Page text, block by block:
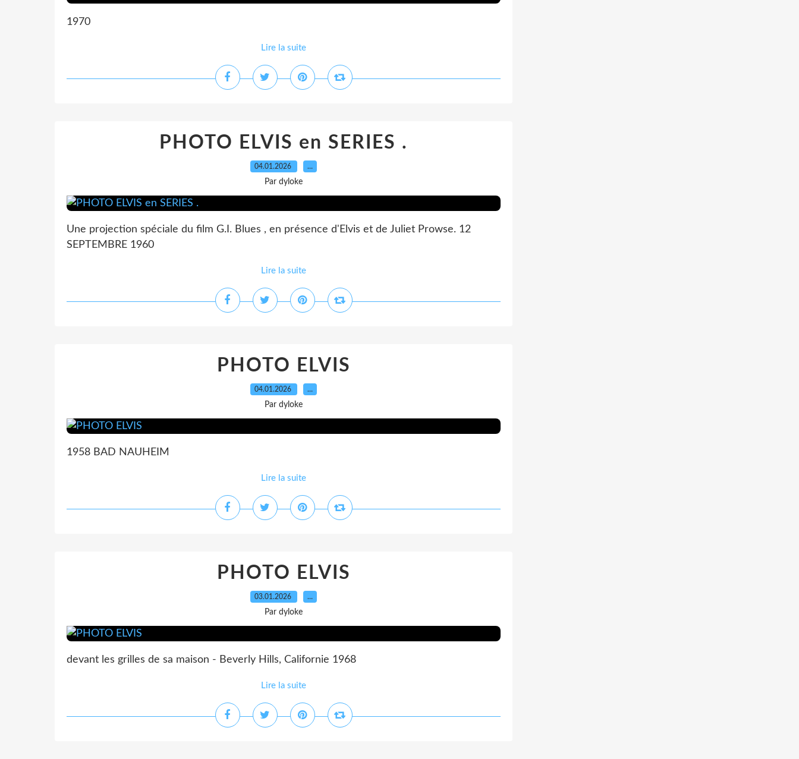
1970
Lire la suite
PHOTO ELVIS en SERIES .
04.01.2026 …
Par dyloke
Une projection spéciale du film G.I. Blues , en présence d'Elvis et de Juliet Prowse. 12
SEPTEMBRE 1960
Lire la suite
PHOTO ELVIS
04.01.2026 …
Par dyloke
1958 BAD NAUHEIM
Lire la suite
PHOTO ELVIS
03.01.2026 …
Par dyloke
devant les grilles de sa maison - Beverly Hills, Californie 1968
Lire la suite